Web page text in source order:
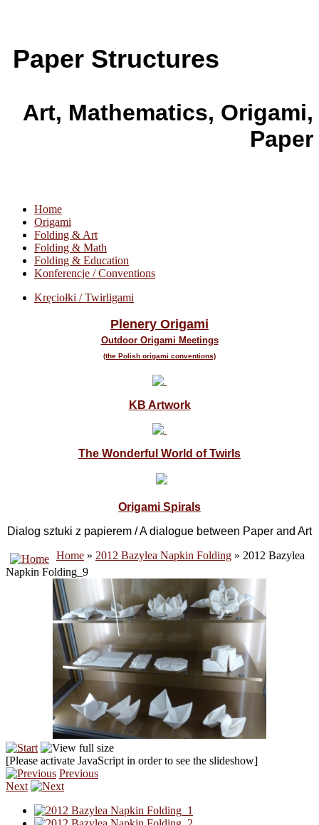
Paper Structures
Art, Mathematics, Origami,
Paper
Home
Origami
Folding & Art
Folding & Math
Folding & Education
Konferencje / Conventions
Kręciołki / Twirligami
Plenery Origami
Outdoor Origami Meetings
(the Polish origami conventions)
KB Artwork
The Wonderful World of Twirls
Origami Spirals
Dialog sztuki z papierem / A dialogue between Paper and Art
Home » 2012 Bazylea Napkin Folding » 2012 Bazylea
Napkin Folding_9
[Please activate JavaScript in order to see the slideshow]
Previous
Next